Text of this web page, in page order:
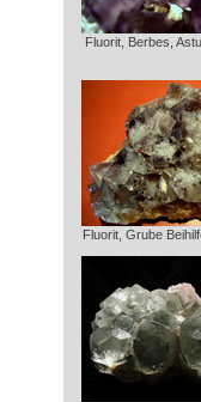
Fluorit, Berbes,
Fluorit, Grube